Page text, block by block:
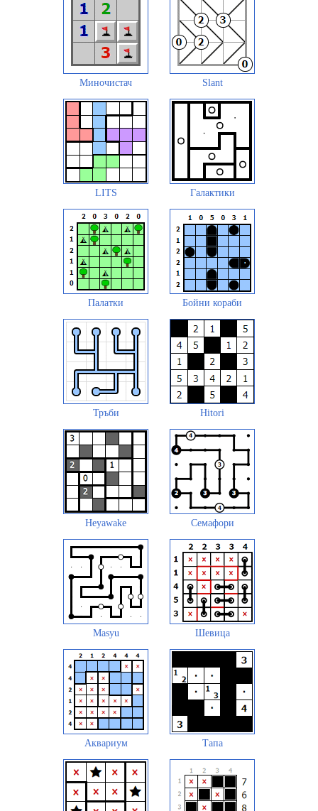
Миночистач Slant
LITS Галактики
Палатки Бойни кораби
Тръби Hitori
Heyawake Семафори
Masyu Шевица
Аквариум Тапа